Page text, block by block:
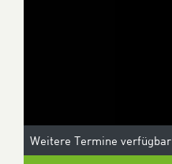
Weitere Termine verfügbar